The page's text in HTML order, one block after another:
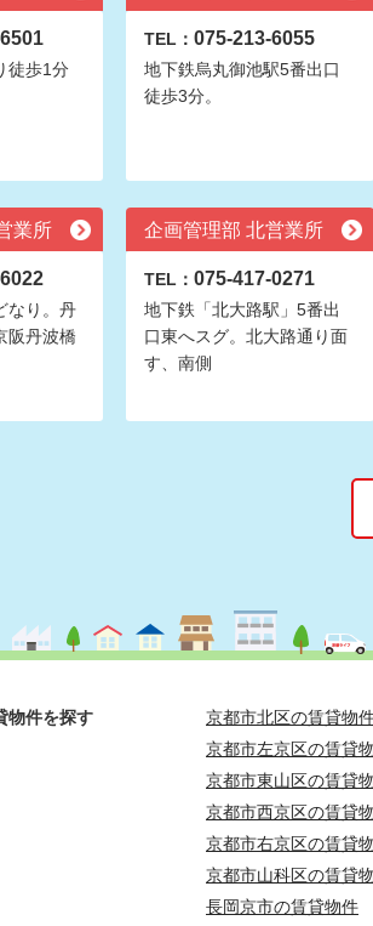
徒歩1分
TEL： 075-213-6055
地下鉄烏丸御池駅5番出口
徒歩3分。
業所
なり。丹
阪丹波橋
企画管理部 北営業所
TEL： 075-417-0271
地下鉄「北大路駅」5番出
口東へスグ。北大路通り面
す、南側
物件を探す
京都市北区の賃貸物
京都市左京区の賃貸
京都市東山区の賃貸
京都市西京区の賃貸
京都市右京区の賃貸
京都市山科区の賃貸
長岡京市の賃貸物件